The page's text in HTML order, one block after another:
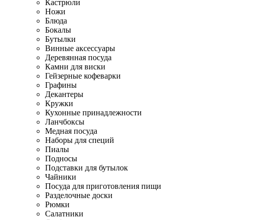
Кастрюли
Ножи
Блюда
Бокалы
Бутылки
Винные аксессуары
Деревянная посуда
Камни для виски
Гейзерные кофеварки
Графины
Декантеры
Кружки
Кухонные принадлежности
Ланчбоксы
Медная посуда
Наборы для специй
Пиалы
Подносы
Подставки для бутылок
Чайники
Посуда для приготовления пищи
Разделочные доски
Рюмки
Салатники